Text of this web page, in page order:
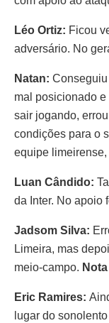
Léo Ortiz: Ficou
adversário. No
Natan: Conseguiu
mal posicionado
sair jogando,
condições para o
equipe
Luan Cândido:
da Inter. No apoio
Jadsom Silva:
Limeira, mas
meio-campo.
Eric Ramires:
lugar do